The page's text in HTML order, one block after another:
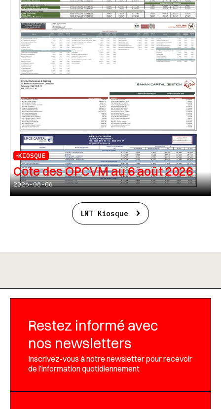
KIOSQUE
Cote des OPCVM au 6 août 2026
2026-08-06
LNT Kiosque
Restez informé avec
nos newsletters
Inscrivez-vous à notre newsletter pour recevoir
de l’information quotidiennement